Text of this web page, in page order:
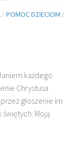
/POMOC DZIECIOM /
każdego
Chrystusa
głoszenie im
Moją